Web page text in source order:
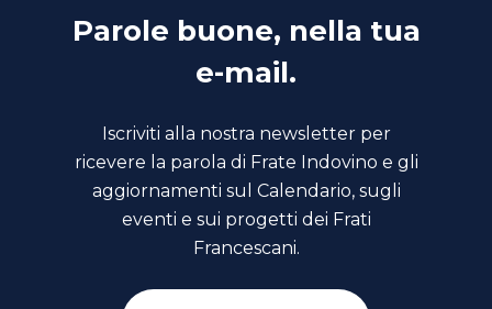
Parole buone, nella tua
e-mail.
Iscriviti alla nostra newsletter per
ricevere la parola di Frate Indovino e gli
aggiornamenti sul Calendario, sugli
eventi e sui progetti dei Frati
Francescani.